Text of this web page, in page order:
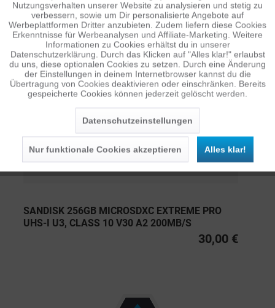
ÄHNLICHE ARTIKEL
Diese Artikel sind dem Produkt ähnlich ...mehr
Persönliche Empfehlungen
SANDISK 256GB MICROSDXC EXTREME PRO
UHS-I U3, CLASS 10 V30 A2 200MB/S
30,00 €
Tracking Inaktiv
Personalisierung Inaktiv
Service Inaktiv
Nutzungsverhalten unserer Website zu analysieren und stetig zu
verbessern, sowie um Dir personalisierte Angebote auf
Werbeplattformen Dritter anzubieten. Zudem liefern diese Cookies
Erkenntnisse für Werbeanalysen und Affiliate-Marketing. Weitere
Informationen zu Cookies erhältst du in unserer
Datenschutzerklärung. Durch das Klicken auf "Alles klar!" erlaubst
du uns, diese optionalen Cookies zu setzen. Durch eine Änderung
der Einstellungen in deinem Internetbrowser kannst du die
Übertragung von Cookies deaktivieren oder einschränken. Bereits
gespeicherte Cookies können jederzeit gelöscht werden.
Datenschutzeinstellungen
Nur funktionale Cookies akzeptieren Alles klar!